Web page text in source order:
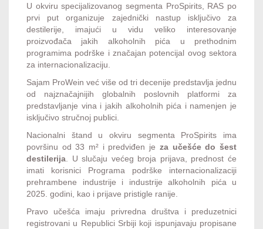
U okviru specijalizovanog segmenta ProSpirits, RAS po
prvi put organizuje zajednički nastup isključivo za
destilerije, imajući u vidu veliko interesovanje
proizvođača jakih alkoholnih pića u prethodnim
programima podrške i značajan potencijal ovog sektora
za internacionalizaciju.
Sajam ProWein već više od tri decenije predstavlja jednu
od najznačajnijih globalnih poslovnih platformi za
predstavljanje vina i jakih alkoholnih pića i namenjen je
isključivo stručnoj publici.
Nacionalni štand u okviru segmenta ProSpirits ima
površinu od 33 m² i predviđen je za učešće do šest
destilerija . U slučaju većeg broja prijava, prednost će
imati korisnici Programa podrške internacionalizaciji
prehrambene industrije i industrije alkoholnih pića u
2025. godini, kao i prijave pristigle ranije.
Pravo učešća imaju privredna društva i preduzetnici
registrovani u Republici Srbiji koji ispunjavaju propisane